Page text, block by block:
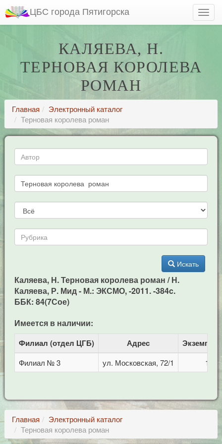
ЦБС города Пятигорска
КАЛЯЕВА, Н.
ТЕРНОВАЯ КОРОЛЕВА
РОМАН
Главная
Электронный каталог
Терновая королева роман
Искать
Каляева, Н. Терновая королева роман / Н.
Каляева, Р. Мид - М.: ЭКСМО, -2011. -384c.
ББК: 84(7Сое)
Имеется в наличии:
Филиал (отдел ЦГБ) Адрес
Филиал № 3 ул. Московская, 72/1 1
Главная
Электронный каталог
Терновая королева роман